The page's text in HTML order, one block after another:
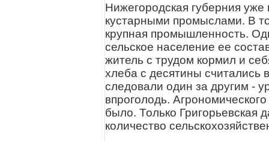
Нижегородская губерния
кустарными промыслами. В
крупная промышленность.
сельское население ее
житель с трудом кормил и
хлеба с десятины считались
следовали один за другим -
впроголодь.
было. Только Григорьевская
количество